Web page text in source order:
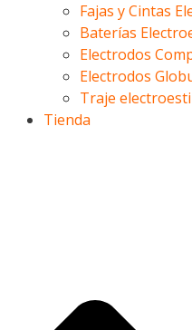
Fajas y Cintas
Baterías
Electrodos
Electrodos
Traje
Tienda